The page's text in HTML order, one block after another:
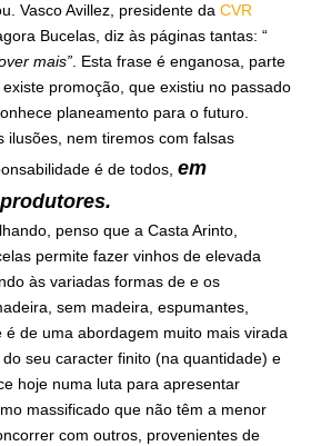
Vasco Avillez, presidente da CVR
Bucelas, diz às páginas tantas: “
mais” . Esta frase é enganosa, parte
promoção, que existiu no passado
planeamento para o futuro.
ilusões, nem tiremos com falsas
é de todos, em
penso que a Casta Arinto,
permite fazer vinhos de elevada
às variadas formas de e os
sem madeira, espumantes,
de uma abordagem muito mais virada
seu caracter finito (na quantidade) e
hoje numa luta para apresentar
massificado que não têm a menor
com outros, provenientes de